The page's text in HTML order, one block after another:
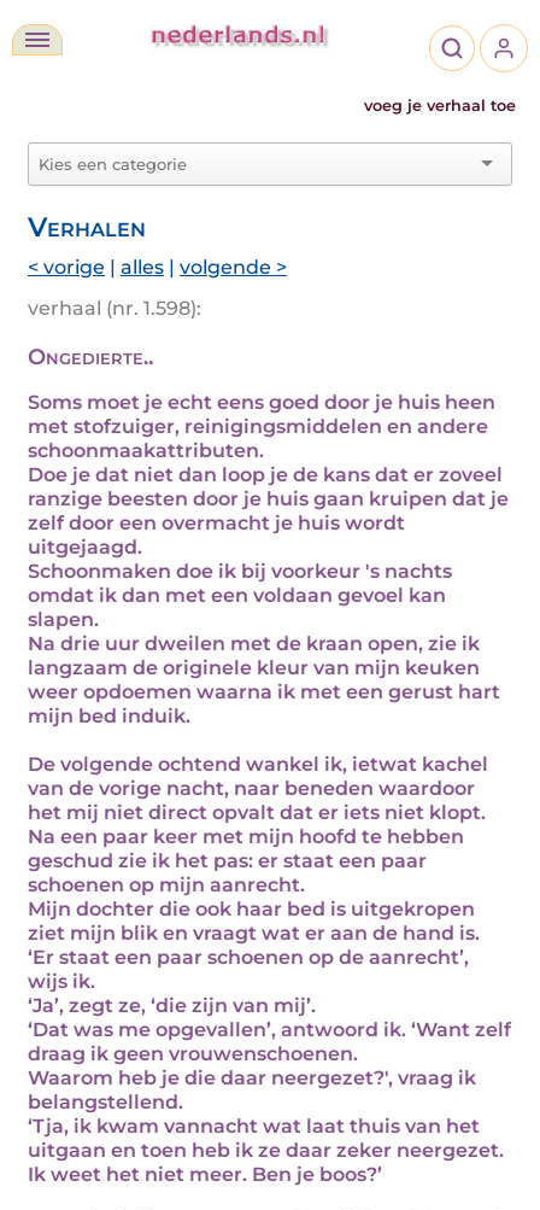
voeg je verhaal toe
Verhalen
< vorige | alles | volgende >
verhaal (nr. 1.598):
Ongedierte..
Soms moet je echt eens goed door je huis heen
met stofzuiger, reinigingsmiddelen en andere
schoonmaakattributen.
Doe je dat niet dan loop je de kans dat er zoveel
ranzige beesten door je huis gaan kruipen dat je
zelf door een overmacht je huis wordt
uitgejaagd.
Schoonmaken doe ik bij voorkeur 's nachts
omdat ik dan met een voldaan gevoel kan
slapen.
Na drie uur dweilen met de kraan open, zie ik
langzaam de originele kleur van mijn keuken
weer opdoemen waarna ik met een gerust hart
mijn bed induik.
De volgende ochtend wankel ik, ietwat kachel
van de vorige nacht, naar beneden waardoor
het mij niet direct opvalt dat er iets niet klopt.
Na een paar keer met mijn hoofd te hebben
geschud zie ik het pas: er staat een paar
schoenen op mijn aanrecht.
Mijn dochter die ook haar bed is uitgekropen
ziet mijn blik en vraagt wat er aan de hand is.
‘Er staat een paar schoenen op de aanrecht’,
wijs ik.
‘Ja’, zegt ze, ‘die zijn van mij’.
‘Dat was me opgevallen’, antwoord ik. ‘Want zelf
draag ik geen vrouwenschoenen.
Waarom heb je die daar neergezet?', vraag ik
belangstellend.
‘Tja, ik kwam vannacht wat laat thuis van het
uitgaan en toen heb ik ze daar zeker neergezet.
Ik weet het niet meer. Ben je boos?’